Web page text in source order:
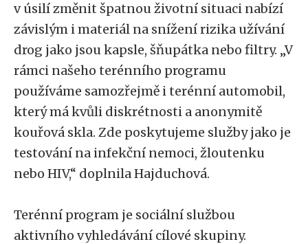
v úsilí změnit špatnou životní situaci nabízí
závislým i materiál na snížení rizika užívání
drog jako jsou kapsle, šňupátka nebo filtry. „V
rámci našeho terénního programu
používáme samozřejmě i terénní automobil,
který má kvůli diskrétnosti a anonymitě
kouřová skla. Zde poskytujeme služby jako je
testování na infekční nemoci, žloutenku
nebo HIV,“ doplnila Hajduchová.
Terénní program je sociální službou
aktivního vyhledávání cílové skupiny.